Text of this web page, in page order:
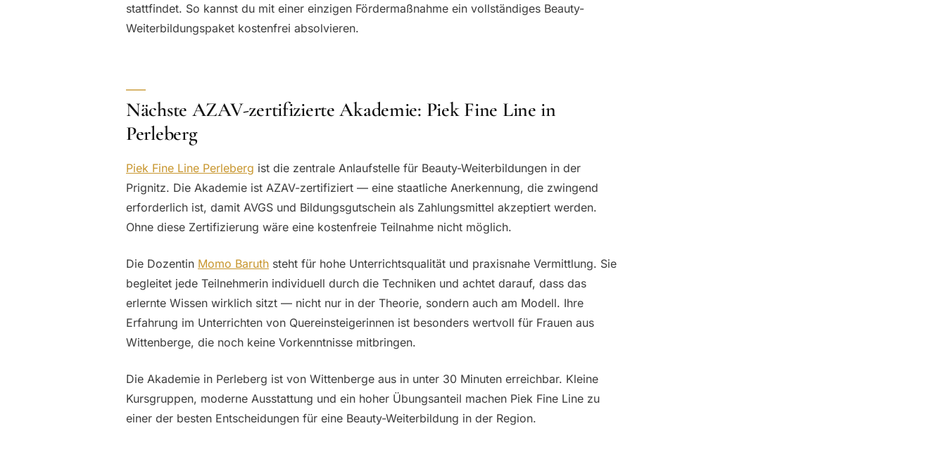
stattfindet. So kannst du mit einer einzigen Fördermaßnahme ein vollständiges Beauty-
Weiterbildungspaket kostenfrei absolvieren.
Nächste AZAV-zertifizierte Akademie: Piek Fine Line in
Perleberg
Piek Fine Line Perleberg ist die zentrale Anlaufstelle für Beauty-Weiterbildungen in der
Prignitz. Die Akademie ist AZAV-zertifiziert — eine staatliche Anerkennung, die zwingend
erforderlich ist, damit AVGS und Bildungsgutschein als Zahlungsmittel akzeptiert werden.
Ohne diese Zertifizierung wäre eine kostenfreie Teilnahme nicht möglich.
Die Dozentin Momo Baruth steht für hohe Unterrichtsqualität und praxisnahe Vermittlung. Sie
begleitet jede Teilnehmerin individuell durch die Techniken und achtet darauf, dass das
erlernte Wissen wirklich sitzt — nicht nur in der Theorie, sondern auch am Modell. Ihre
Erfahrung im Unterrichten von Quereinsteigerinnen ist besonders wertvoll für Frauen aus
Wittenberge, die noch keine Vorkenntnisse mitbringen.
Die Akademie in Perleberg ist von Wittenberge aus in unter 30 Minuten erreichbar. Kleine
Kursgruppen, moderne Ausstattung und ein hoher Übungsanteil machen Piek Fine Line zu
einer der besten Entscheidungen für eine Beauty-Weiterbildung in der Region.